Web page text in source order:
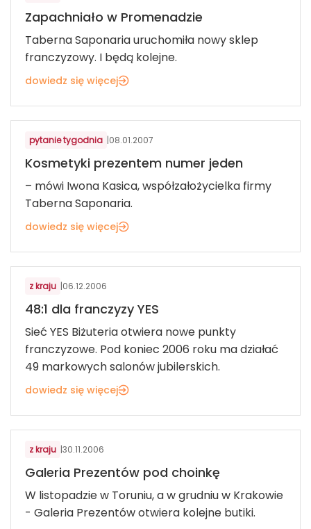
Zapachniało w Promenadzie
Taberna Saponaria uruchomiła nowy sklep
franczyzowy. I będą kolejne.
dowiedz się więcej
KOSMETYKI, BIŻUTERIA, UPOMINKI
pytanie tygodnia |08.01.2007
Kosmetyki prezentem numer jeden
– mówi Iwona Kasica, współzałożycielka firmy
Taberna Saponaria.
dowiedz się więcej
KOSMETYKI, BIŻUTERIA, UPOMINKI
z kraju |06.12.2006
48:1 dla franczyzy YES
Sieć YES Biżuteria otwiera nowe punkty
franczyzowe. Pod koniec 2006 roku ma działać
49 markowych salonów jubilerskich.
dowiedz się więcej
KOSMETYKI, BIŻUTERIA, UPOMINKI
z kraju |30.11.2006
Galeria Prezentów pod choinkę
W listopadzie w Toruniu, a w grudniu w Krakowie
- Galeria Prezentów otwiera kolejne butiki.